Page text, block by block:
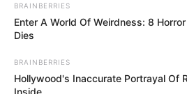
BRAINBERRIES
Enter A World Of Weirdness: 8
Dies
BRAINBERRIES
Hollywood's Inaccurate Portrayal Of
Inside